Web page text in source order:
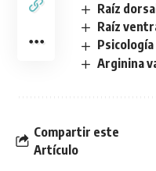
Raíz dorsal
Raíz
Arginina
Compartir este
Artículo